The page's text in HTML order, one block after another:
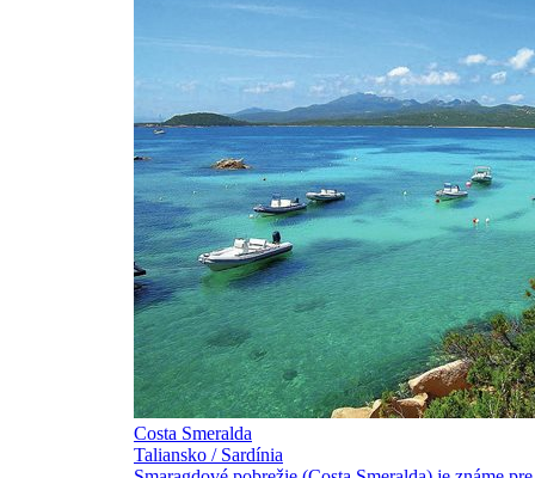
Costa Smeralda
Taliansko / Sardínia